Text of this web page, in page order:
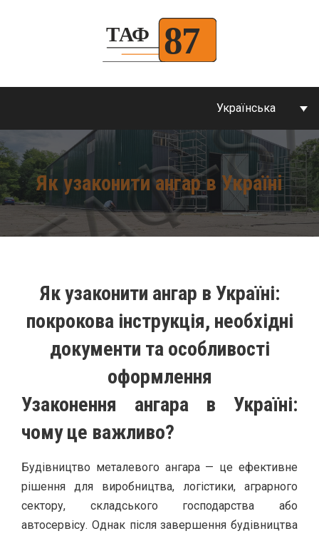
Українська
Як узаконити ангар в Україні
Як узаконити ангар в Україні:
покрокова інструкція, необхідні
документи та особливості
оформлення
Узаконення ангара в Україні:
чому це важливо?
Будівництво металевого ангара — це ефективне
рішення для виробництва, логістики, аграрного
сектору, складського господарства або
автосервісу. Однак після завершення будівництва